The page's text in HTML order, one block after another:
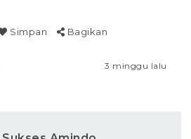
Simpan Bagikan
3 minggu lalu